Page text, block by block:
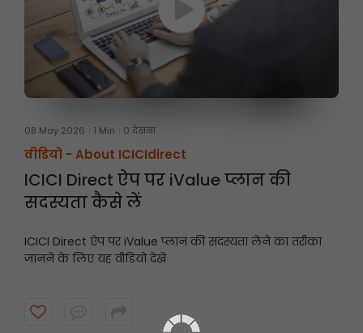
08 May 2026 1 Min 0 देखना
वीडियो - About ICICIdirect
ICICI Direct ऐप पर iValue प्लान की
सदस्यता कैसे लें
ICICI Direct ऐप पर iValue प्लान की सदस्यता लेने का तरीका
जानने के लिए यह वीडियो देखें